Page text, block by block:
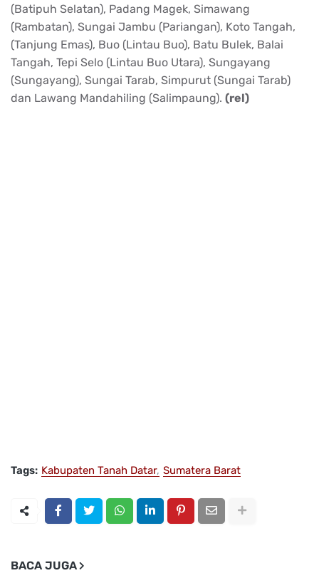
(Batipuh Selatan), Padang Magek, Simawang
(Rambatan), Sungai Jambu (Pariangan), Koto Tangah,
(Tanjung Emas), Buo (Lintau Buo), Batu Bulek, Balai
Tangah, Tepi Selo (Lintau Buo Utara), Sungayang
(Sungayang), Sungai Tarab, Simpurut (Sungai Tarab)
dan Lawang Mandahiling (Salimpaung). (rel)
Tags: Kabupaten Tanah Datar Sumatera Barat
BACA JUGA